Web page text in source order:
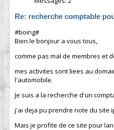
Re: recherche comptable
#boing#
Bien le bonjour a vous tous,
comme pas mal de membres et
mes activites sont liees au
l'automobile.
Je suis a la recherche d'un
j'ai deja pu prendre note du site
Mais je profite de ce site pour